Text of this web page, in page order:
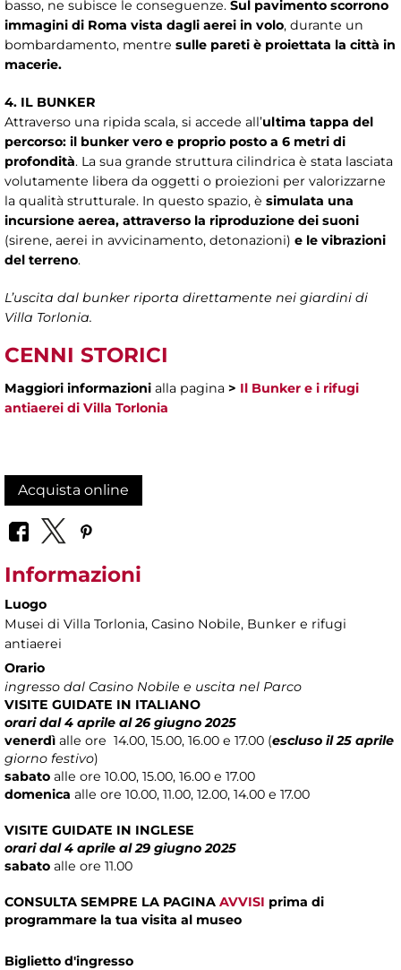
basso, ne subisce le conseguenze. Sul pavimento scorrono
immagini di Roma vista dagli aerei in volo, durante un
bombardamento, mentre sulle pareti è proiettata la città in
macerie.
4. IL BUNKER
Attraverso una ripida scala, si accede all’ultima tappa del
percorso: il bunker vero e proprio posto a 6 metri di
profondità. La sua grande struttura cilindrica è stata lasciata
volutamente libera da oggetti o proiezioni per valorizzarne
la qualità strutturale. In questo spazio, è simulata una
incursione aerea, attraverso la riproduzione dei suoni
(sirene, aerei in avvicinamento, detonazioni) e le vibrazioni
del terreno.
L’uscita dal bunker riporta direttamente nei giardini di
Villa Torlonia.
CENNI STORICI
Maggiori informazioni alla pagina > Il Bunker e i rifugi
antiaerei di Villa Torlonia
Acquista online
Informazioni
Luogo
Musei di Villa Torlonia, Casino Nobile, Bunker e rifugi
antiaerei
Orario
ingresso dal Casino Nobile e uscita nel Parco
VISITE GUIDATE IN ITALIANO
orari dal 4 aprile al 26 giugno 2025
venerdì alle ore 14.00, 15.00, 16.00 e 17.00 (escluso il 25 aprile
giorno festivo)
sabato alle ore 10.00, 15.00, 16.00 e 17.00
domenica alle ore 10.00, 11.00, 12.00, 14.00 e 17.00
VISITE GUIDATE IN INGLESE
orari dal 4 aprile al 29 giugno 2025
sabato alle ore 11.00
CONSULTA SEMPRE LA PAGINA AVVISI prima di
programmare la tua visita al museo
Biglietto d'ingresso